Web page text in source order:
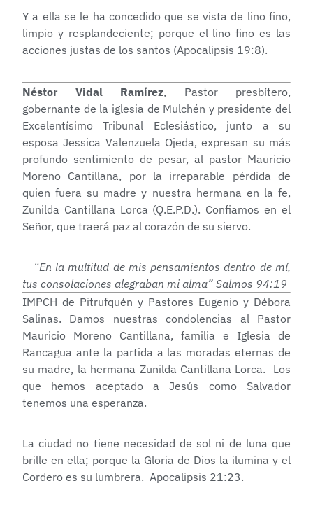
Y a ella se le ha concedido que se vista de lino fino,
limpio y resplandeciente; porque el lino fino es las
acciones justas de los santos (Apocalipsis 19:8).
Néstor Vidal Ramírez, Pastor presbítero,
gobernante de la iglesia de Mulchén y presidente del
Excelentísimo Tribunal Eclesiástico, junto a su
esposa Jessica Valenzuela Ojeda, expresan su más
profundo sentimiento de pesar, al pastor Mauricio
Moreno Cantillana, por la irreparable pérdida de
quien fuera su madre y nuestra hermana en la fe,
Zunilda Cantillana Lorca (Q.E.P.D.). Confiamos en el
Señor, que traerá paz al corazón de su siervo.
“En la multitud de mis pensamientos dentro de mí,
tus consolaciones alegraban mi alma” Salmos 94:19
IMPCH de Pitrufquén y Pastores Eugenio y Débora
Salinas. Damos nuestras condolencias al Pastor
Mauricio Moreno Cantillana, familia e Iglesia de
Rancagua ante la partida a las moradas eternas de
su madre, la hermana Zunilda Cantillana Lorca. Los
que hemos aceptado a Jesús como Salvador
tenemos una esperanza.
La ciudad no tiene necesidad de sol ni de luna que
brille en ella; porque la Gloria de Dios la ilumina y el
Cordero es su lumbrera. Apocalipsis 21:23.